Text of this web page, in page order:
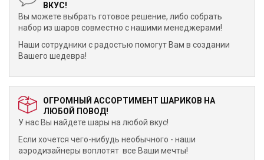
ВКУС!
Вы можете выбрать готовое решение, либо собрать
набор из шаров совместно с нашими менеджерами!
Наши сотрудники с радостью помогут Вам в создании
Вашего шедевра!
ОГРОМНЫЙ АССОРТИМЕНТ ШАРИКОВ НА
ЛЮБОЙ ПОВОД!
У нас Вы найдете шары на любой вкус!
Если хочется чего-нибудь необычного - наши
аэродизайнеры воплотят все Ваши мечты!